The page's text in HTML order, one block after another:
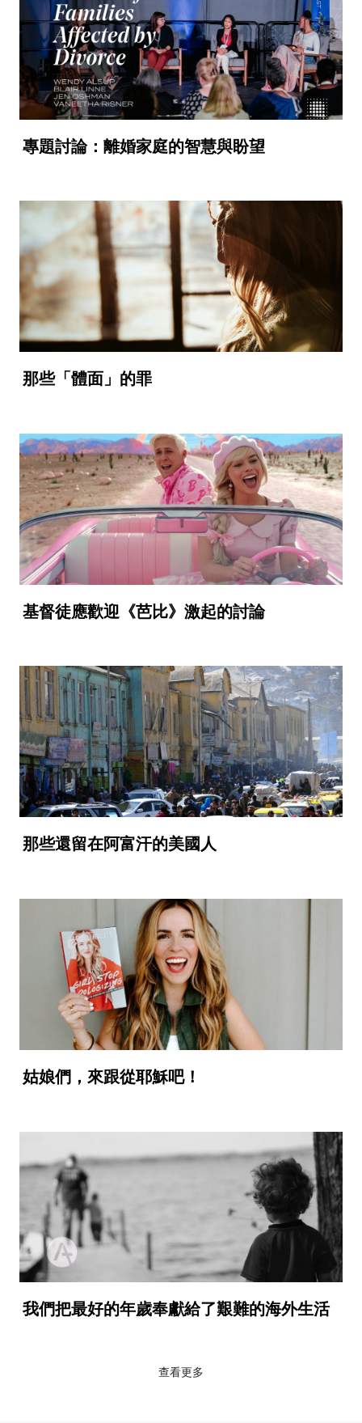
專題討論：離婚家庭的智慧與盼望
那些「體面」的罪
基督徒應歡迎《芭比》激起的討論
那些還留在阿富汗的美國人
姑娘們，來跟從耶穌吧！
我們把最好的年歲奉獻給了艱難的海外生活
查看更多